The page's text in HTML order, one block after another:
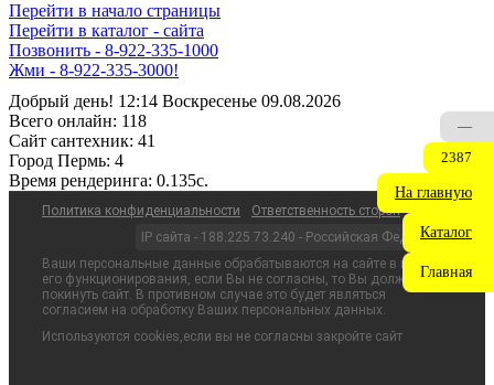
Перейти в начало страницы
Перейти в каталог - сайта
Позвонить - 8-922-335-1000
Жми - 8-922-335-3000!
Добрый день! 12:14 Воскресенье 09.08.2026
Всего онлайн: 118
Сайт cантехник: 41
Город Пермь: 4
Время рендеринга: 0.135c.
Политика конфиденциальности
Ответственность сторон
IP сайта - 188.225.73.240 - Российская Федерация
Ваши персональные данные обрабатываются на сайте в целях
его функционирования, если Вы не согласны, то Вы должны
покинуть сайт. В противном случае это будет являться
согласием на обработку Ваших персональных данных.
Используются cookies,если вы не согласны закройте сайт
—
2387
На главную
Каталог
Главная